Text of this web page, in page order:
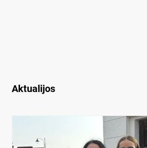
Aktualijos